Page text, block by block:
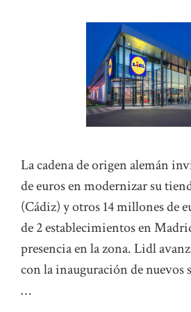
La cadena de origen alemán
de euros en modernizar su
(Cádiz) y otros 14 millones de
de 2 establecimientos en
presencia en la zona. Lidl
con la inauguración de nuevos
…